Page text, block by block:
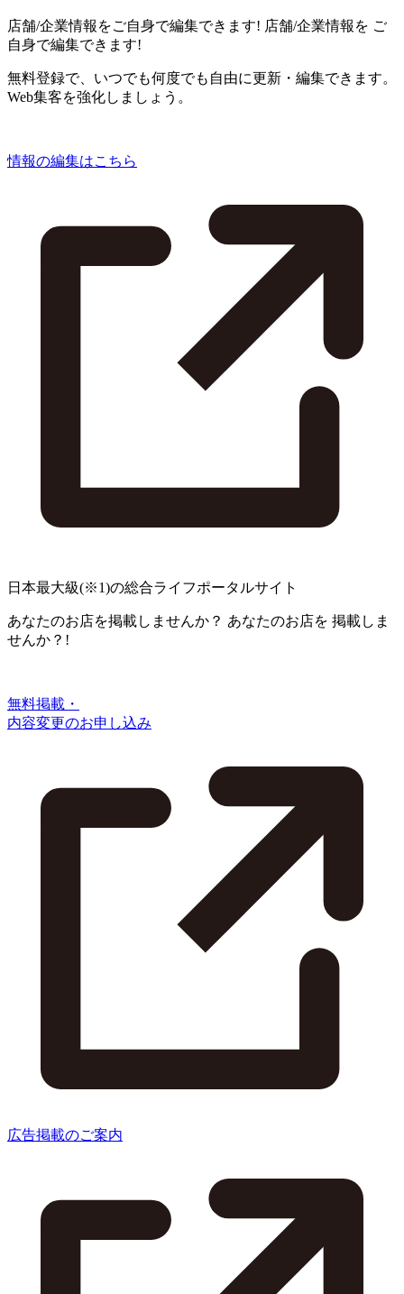
店舗/企業情報をご自身で編集できます! 店舗/企業情報を ご
自身で編集できます!
無料登録で、いつでも何度でも自由に更新・編集できます。
Web集客を強化しましょう。
情報の編集はこちら
日本最大級(※1)の総合ライフポータルサイト
あなたのお店を掲載しませんか？ あなたのお店を 掲載しま
せんか？!
無料掲載・
内容変更のお申し込み
広告掲載のご案内